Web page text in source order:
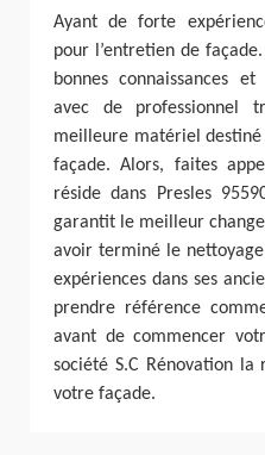
Ayant de forte
pour l’entretien de
bonnes connaissances
avec de professionnel
meilleure matériel
façade. Alors, faites
réside dans Presles
garantit le meilleur
avoir terminé le
expériences dans ses
prendre référence
avant de commencer
société S.C Rénovation
votre façade.